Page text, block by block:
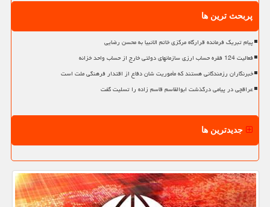
پربحث ترین ها
پیام تبریک فرمانده قرارگاه مرکزی خاتم الانبیا به محسن رضایی
فعالیت 124 فقره حساب ارزی سازمانهای دولتی خارج از حساب واحد خزانه
خبرنگاران رزمندگانی هستند که مأموریت شان دفاع از اقتدار فرهنگی ملت است
عراقچی در پیامی درگذشت ابوالقاسم قاسم زاده را تسلیت گفت
جدیدترین ها